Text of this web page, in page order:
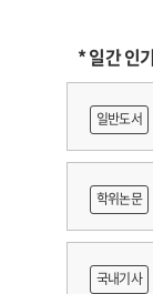
* 일간 인기
일반도서
학위논문
도등 제
국내기사